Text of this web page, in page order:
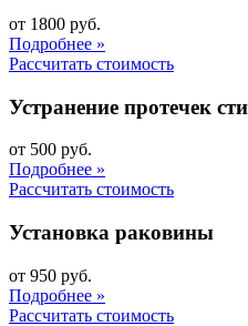
от 1800 руб.
Подробнее »
Рассчитать стоимость
Устранение протечек
от 500 руб.
Подробнее »
Рассчитать стоимость
Установка раковины
от 950 руб.
Подробнее »
Рассчитать стоимость